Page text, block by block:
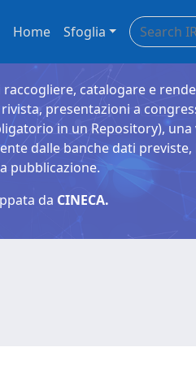
Home Sfoglia
catalogare e
presentazioni a
in un Repository),
dalle banche dati
pubblicazione.
da CINECA.